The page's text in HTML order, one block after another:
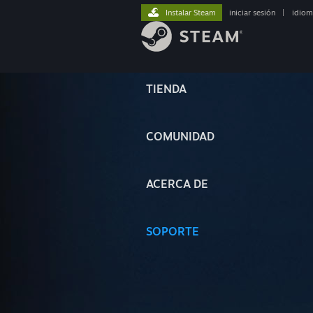
TIENDA
COMUNIDAD
ACERCA DE
SOPORTE
Instalar Steam iniciar sesión